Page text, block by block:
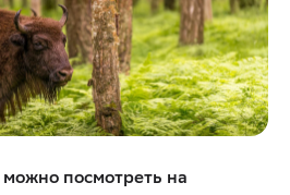
посмотреть на